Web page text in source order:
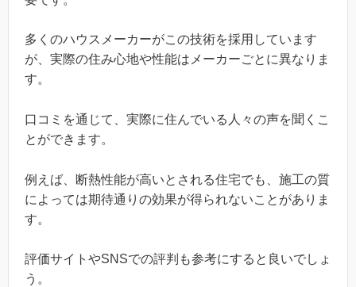
多くのハウスメーカーがこの技術を採用しています
が、実際の住み心地や性能はメーカーごとに異なりま
す。
口コミを通じて、実際に住んでいる人々の声を聞くこ
とができます。
例えば、断熱性能が高いとされる住宅でも、施工の質
によっては期待通りの効果が得られないことがありま
す。
評価サイトやSNSでの評判も参考にすると良いでしょ
う。